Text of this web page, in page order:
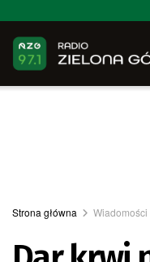
Strona główna Wiadomości